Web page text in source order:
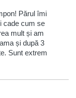
Părul îmi
cade cum se
mult și am
și după 3
Sunt extrem